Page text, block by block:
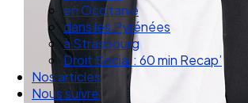
en Occitanie
dans les Pyrénées
à Strasbourg
Droit Social : 60 min Recap’
Nos articles
Nous suivre